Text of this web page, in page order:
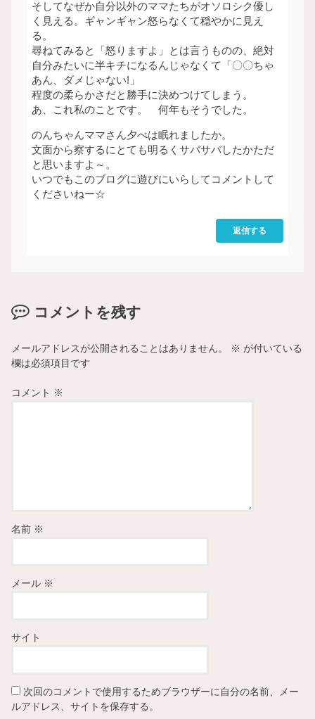
そしてなぜか自分以外のママたちがオソロシク優し
く見える。ギャンギャン怒らなくて穏やかに見え
る。
尋ねてみると「怒りますよ」とは言うものの、絶対
自分みたいに半キチになるんじゃなくて「〇〇ちゃ
あん、ダメじゃない!」
程度の柔らかさだと勝手に決めつけてしまう。
あ、これ私のことです。 何年もそうでした。
のんちゃんママさん夕べは眠れましたか。
文面から察するにとても明るくサバサバしたかただ
と思いますよ～。
いつでもこのブログに遊びにいらしてコメントして
くださいねー☆
返信する
コメントを残す
メールアドレスが公開されることはありません。 ※ が付いている
欄は必須項目です
コメント ※
名前 ※
メール ※
サイト
次回のコメントで使用するためブラウザーに自分の名前、メー
ルアドレス、サイトを保存する。